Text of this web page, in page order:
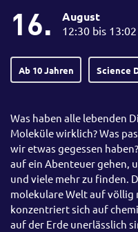
16. August
12:30 bis
Ab 10 Jahren Science
Was haben alle lebenden
Moleküle wirklich? Was
wir etwas gegessen
auf ein Abenteuer gehen,
und viele mehr zu finden.
molekulare Welt auf völlig
konzentriert sich auf
auf der Erde unerlässlich